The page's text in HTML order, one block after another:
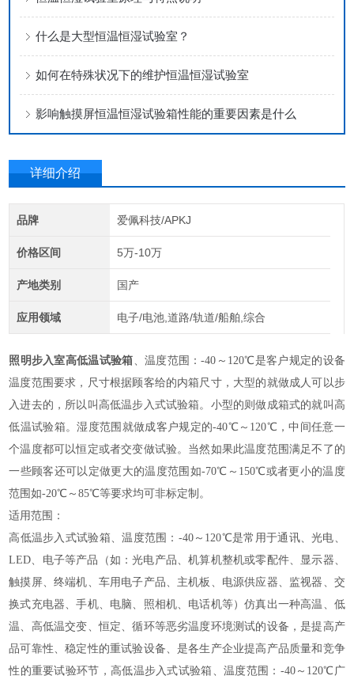
什么是大型恒温恒湿试验室？
如何在特殊状况下的维护恒温恒湿试验室
影响触摸屏恒温恒湿试验箱性能的重要因素是什么
详细介绍
品牌 爱佩科技/APKJ
价格区间 5万-10万
产地类别 国产
应用领域 电子/电池,道路/轨道/船舶,综合
照明步入室高低温试验箱、温度范围：-40～120℃是客户规定的设备
温度范围要求，尺寸根据顾客给的内箱尺寸，大型的就做成人可以步
入进去的，所以叫高低温步入式试验箱。小型的则做成箱式的就叫高
低温试验箱。湿度范围就做成客户规定的-40℃～120℃，中间任意一
个温度都可以恒定或者交变做试验。当然如果此温度范围满足不了的
一些顾客还可以定做更大的温度范围如-70℃～150℃或者更小的温度
范围如-20℃～85℃等要求均可非标定制。
适用范围：
高低温步入式试验箱、温度范围：-40～120℃是常用于通讯、光电、
LED、电子等产品（如：光电产品、机算机整机或零配件、显示器、
触摸屏、终端机、车用电子产品、主机板、电源供应器、监视器、交
换式充电器、手机、电脑、照相机、电话机等）仿真出一种高温、低
温、高低温交变、恒定、循环等恶劣温度环境测试的设备，是提高产
品可靠性、稳定性的重试验设备、是各生产企业提高产品质量和竞争
性的重要试验环节，高低温步入式试验箱、温度范围：-40～120℃广